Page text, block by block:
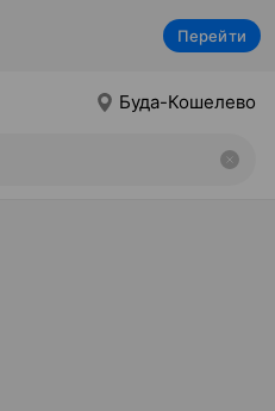
Перейти
Буда-Кошелево